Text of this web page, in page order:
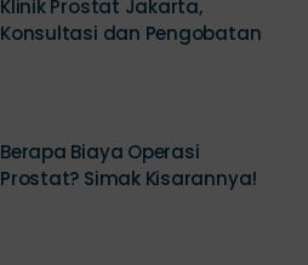
Klinik Prostat Jakarta,
Berapa Biaya Operasi